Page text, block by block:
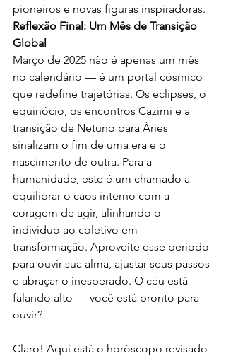
pioneiros e novas figuras inspiradoras.
Reflexão Final: Um Mês de Transição
Global
Março de 2025 não é apenas um mês
no calendário — é um portal cósmico
que redefine trajetórias. Os eclipses, o
equinócio, os encontros Cazimi e a
transição de Netuno para Áries
sinalizam o fim de uma era e o
nascimento de outra. Para a
humanidade, este é um chamado a
equilibrar o caos interno com a
coragem de agir, alinhando o
indivíduo ao coletivo em
transformação. Aproveite esse período
para ouvir sua alma, ajustar seus passos
e abraçar o inesperado. O céu está
falando alto — você está pronto para
ouvir?
Claro! Aqui está o horóscopo revisado